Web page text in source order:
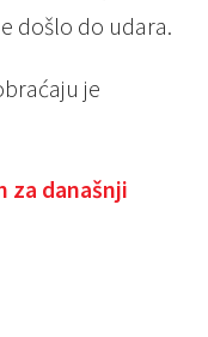
došlo do udara.
je
za današnji